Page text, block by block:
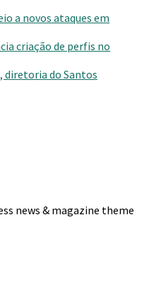
a novos ataques em
criação de perfis no
diretoria do Santos
news & magazine theme